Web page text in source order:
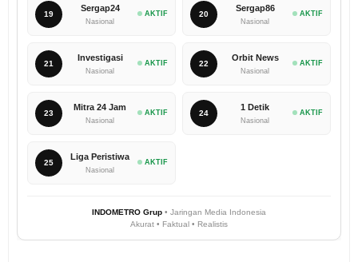
19
Sergap24
Nasional
AKTIF 20
Sergap86
Nasional
AKTIF
21
Investigasi
Nasional
AKTIF 22
Orbit News
Nasional
AKTIF
23
Mitra 24 Jam
Nasional
AKTIF 24
1 Detik
Nasional
AKTIF
25
Liga Peristiwa
Nasional
AKTIF
INDOMETRO Grup • Jaringan Media Indonesia
Akurat • Faktual • Realistis